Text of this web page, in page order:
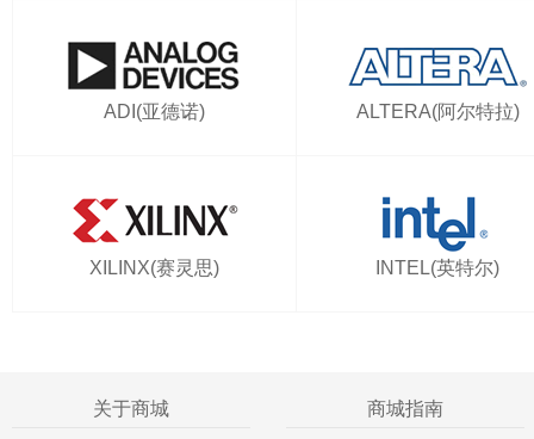
ADI(亚德诺) ALTERA(阿尔特拉)
XILINX(赛灵思) INTEL(英特尔)
关于商城 商城指南